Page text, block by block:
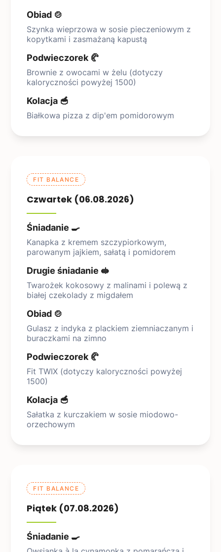
Obiad 🍲
Szynka wieprzowa w sosie pieczeniowym z
kopytkami i zasmażaną kapustą
Podwieczorek 🥐
Brownie z owocami w żelu (dotyczy
kaloryczności powyżej 1500)
Kolacja 🥣
Białkowa pizza z dip'em pomidorowym
FIT BALANCE
Czwartek (06.08.2026)
Śniadanie 🍳
Kanapka z kremem szczypiorkowym,
parowanym jajkiem, sałatą i pomidorem
Drugie śniadanie 🥪
Twarożek kokosowy z malinami i polewą z
białej czekolady z migdałem
Obiad 🍲
Gulasz z indyka z plackiem ziemniaczanym i
buraczkami na zimno
Podwieczorek 🥐
Fit TWIX (dotyczy kaloryczności powyżej
1500)
Kolacja 🥣
Sałatka z kurczakiem w sosie miodowo-
orzechowym
FIT BALANCE
Piątek (07.08.2026)
Śniadanie 🍳